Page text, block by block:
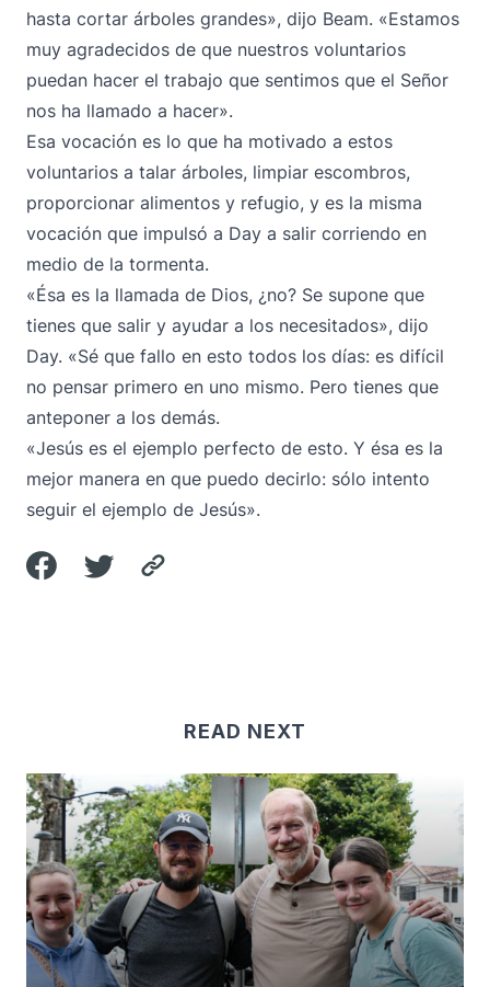
hasta cortar árboles grandes», dijo Beam. «Estamos
muy agradecidos de que nuestros voluntarios
puedan hacer el trabajo que sentimos que el Señor
nos ha llamado a hacer».
Esa vocación es lo que ha motivado a estos
voluntarios a talar árboles, limpiar escombros,
proporcionar alimentos y refugio, y es la misma
vocación que impulsó a Day a salir corriendo en
medio de la tormenta.
«Ésa es la llamada de Dios, ¿no? Se supone que
tienes que salir y ayudar a los necesitados», dijo
Day. «Sé que fallo en esto todos los días: es difícil
no pensar primero en uno mismo. Pero tienes que
anteponer a los demás.
«Jesús es el ejemplo perfecto de esto. Y ésa es la
mejor manera en que puedo decirlo: sólo intento
seguir el ejemplo de Jesús».
READ NEXT